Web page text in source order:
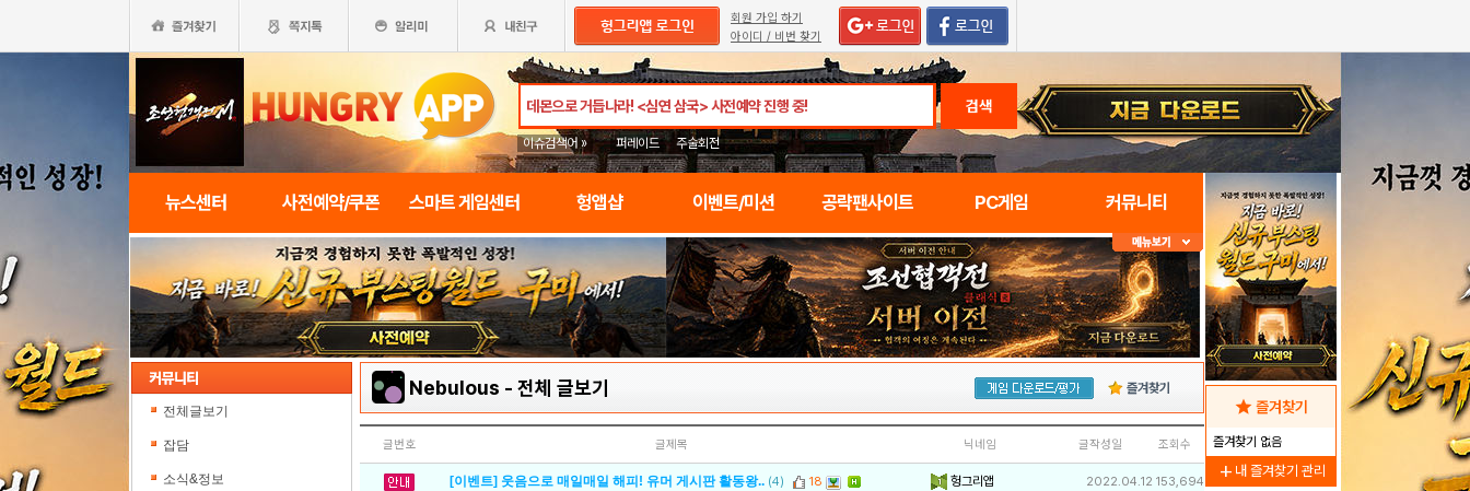
회원 가입 하기
아이디 / 비번 찾기
검색
이슈검색어 » 퍼레이드 주술회전
뉴스센터 사전예약/쿠폰 스마트 게임센터 헝앱샵 이벤트/미션 공략팬사이트 PC게임 커뮤니티
전체글보기
잡담
소식&정보
Nebulous - 전체 글보기 즐겨찾기
글번호 글제목 닉네임 글작성일 조회수
[이벤트] 웃음으로 매일매일 해피! 유머 게시판 활동왕.. (4) 18 헝그리앱 2022.04.12 153,694
star 즐겨찾기
즐겨찾기 없음
add 내 즐겨찾기 관리